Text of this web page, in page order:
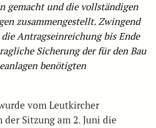
gemacht und die vollständigen
zusammengestellt. Zwingend
Antragseinreichung bis Ende
Sicherung der für den Bau
benötigten
vom Leutkircher
der Sitzung am 2. Juni die